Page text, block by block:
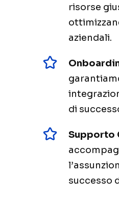
risorse
aziendali.
di
Supporto
successo